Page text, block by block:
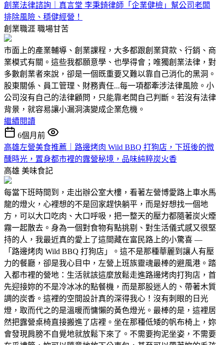
創業法律諮詢｜真言堂 李秉錡律師「企業健檢」幫公司老闆
排除風險、穩健經營！
創業職涯 職場甘苦
市面上的產業輔導、創業課程，大多都跟創業貸款、行銷、商
業模式有關。這些我都願意學、也學得會；唯獨創業法律，對
多數創業者來說，卻是一個既重要又難以靠自己消化的黑洞。
股東關係、員工管理、財務責任...每一項都牽涉法律風險。小
公司沒有自己的法律顧問，只能靠老闆自己判斷。若沒有法律
背景，就容易讓小漏洞演變成企業危機。
繼續閱讀
6個月前
高雄左營美食推薦｜路邊烤肉 Wild BBQ 打狗店，下班後的微
醺時光，置身都市裡的露營秘境，品味純粹炭火香
高雄 美味食記
每當下班時間到，走出辦公室大樓，看著左營博愛路上車水馬
龍的燈火，心裡想的不是回家趕快躺平，而是好想找一個地
方，可以大口吃肉、大口呼吸，把一整天的壓力都隨著炭火煙
霧一起散去。身為一個對食物有點挑剔、對生活儀式感又很堅
持的人，我最近真的愛上了這間藏在富民路上的小驚喜 —
「路邊烤肉 Wild BBQ 打狗店」。這不是那種華麗到讓人有壓
力的餐廳，卻是我心目中，左營上班族靈魂最棒的避風港。踏
入都市裡的營地：生活就該這麼放鬆走進路邊烤肉打狗店，首
先迎接妳的不是冷冰冰的點餐機，而是那股迷人的、帶著木質
調的炭香。這裡的空間設計真的深得我心！沒有刺眼的日光
燈，取而代之的是溫暖而慵懶的黃色燈光。最棒的是，這裡居
然把露營桌椅直接搬進了店裡。坐在那種低矮的帆布椅上，妳
會發現肩膀不自覺地就放鬆下來了。不需要拘泥坐姿，不需要